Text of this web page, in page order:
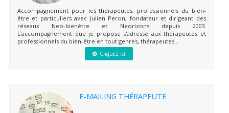
Accompagnement pour les thérapeutes, professionnels du bien-
être et particuliers avec Julien Peron, fondateur et dirigeant des
réseaux Neo-bienêtre et Neorizons depuis 2003.
L'accompagnement que je propose s'adresse aux thérapeutes et
professionnels du bien-être en tout genres, thérapeutes...
Cliquez ici
E-MAILING THÉRAPEUTE